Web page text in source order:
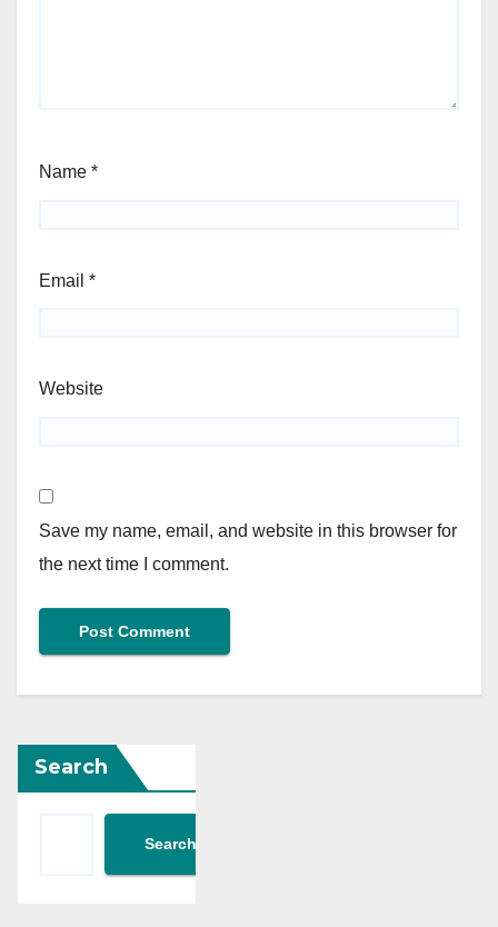
Name *
Email *
Website
Save my name, email, and website in this browser for
the next time I comment.
Search
Search